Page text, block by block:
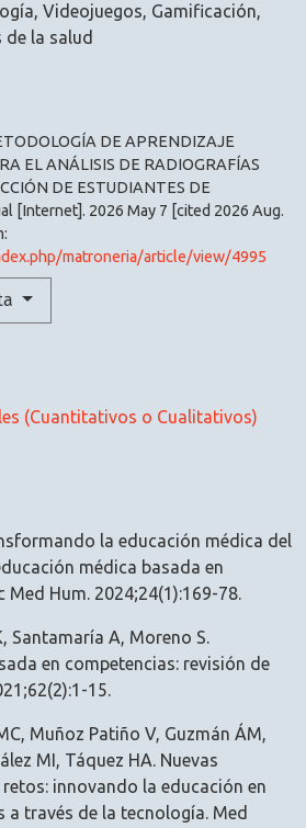
Videojuegos Gamificación
de la salud
(Cuantitativos o Cualitativos)
DE APRENDIZAJE
EL ANÁLISIS DE RADIOGRAFÍAS
DE ESTUDIANTES DE
[Internet]. 2026 May 7 [cited 2026 Aug.
matroneria/article/view/4995
la educación médica del
médica basada en
Med Hum. 2024;24(1):169-78.
Santamaría A, Moreno S.
en competencias: revisión de
15.
Muñoz Patiño V, Guzmán ÁM,
MI, Táquez HA. Nuevas
innovando la educación en
a través de la tecnología. Med